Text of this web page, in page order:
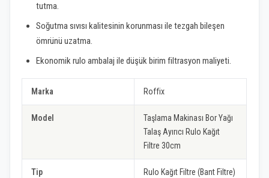
tutma.
Soğutma sıvısı kalitesinin korunması ile tezgah bileşen
ömrünü uzatma.
Ekonomik rulo ambalaj ile düşük birim filtrasyon maliyeti.
Marka Roffix
Model
Taşlama Makinası Bor Yağı
Talaş Ayırıcı Rulo Kağıt
Filtre 30cm
Tip Rulo Kağıt Filtre (Bant Filtre)